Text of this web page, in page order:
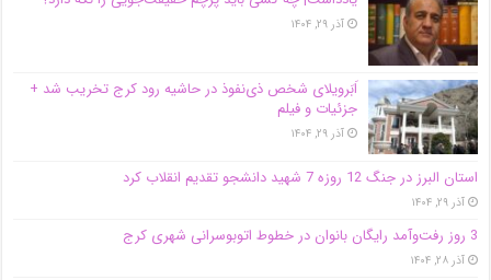
آذر ۲۹, ۱۴۰۴
اَبَر‌ویلای شخص ذی‌نفوذ در حاشیه‌ رود کرج تخریب شد +
جزئیات و فیلم
آذر ۲۹, ۱۴۰۴
استان البرز در جنگ 12 روزه 7 شهید دانشجو تقدیم انقلاب کرد
آذر ۲۹, ۱۴۰۴
3 روز رفت‌وآمد رایگان بانوان در خطوط اتوبوسرانی شهری کرج
آذر ۲۸, ۱۴۰۴